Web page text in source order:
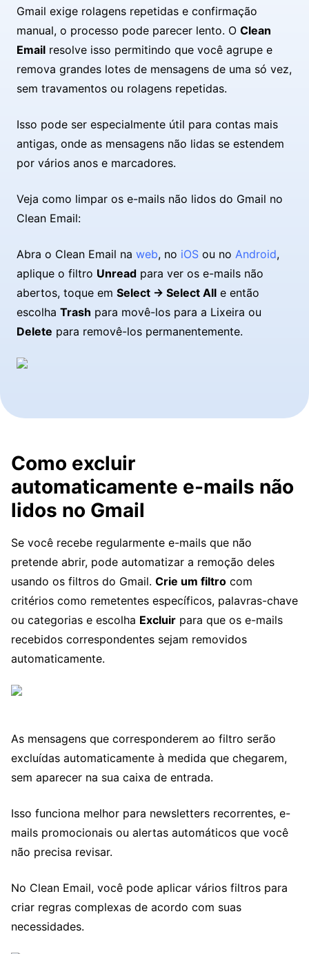
Gmail exige rolagens repetidas e confirmação
manual, o processo pode parecer lento. O Clean
Email resolve isso permitindo que você agrupe e
remova grandes lotes de mensagens de uma só vez,
sem travamentos ou rolagens repetidas.
Isso pode ser especialmente útil para contas mais
antigas, onde as mensagens não lidas se estendem
por vários anos e marcadores.
Veja como limpar os e-mails não lidos do Gmail no
Clean Email:
Abra o Clean Email na web, no iOS ou no Android,
aplique o filtro Unread para ver os e-mails não
abertos, toque em Select → Select All e então
escolha Trash para movê-los para a Lixeira ou
Delete para removê-los permanentemente.
Como excluir
automaticamente e-mails não
lidos no Gmail
Se você recebe regularmente e-mails que não
pretende abrir, pode automatizar a remoção deles
usando os filtros do Gmail. Crie um filtro com
critérios como remetentes específicos, palavras-chave
ou categorias e escolha Excluir para que os e-mails
recebidos correspondentes sejam removidos
automaticamente.
As mensagens que corresponderem ao filtro serão
excluídas automaticamente à medida que chegarem,
sem aparecer na sua caixa de entrada.
Isso funciona melhor para newsletters recorrentes, e-
mails promocionais ou alertas automáticos que você
não precisa revisar.
No Clean Email, você pode aplicar vários filtros para
criar regras complexas de acordo com suas
necessidades.